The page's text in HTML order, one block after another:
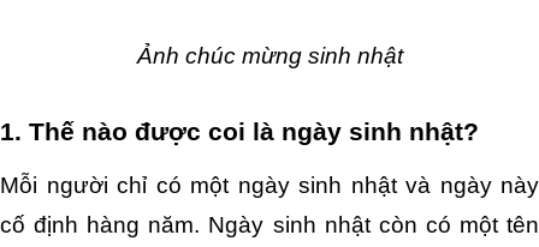
Ảnh chúc mừng sinh nhật
1. Thế nào được coi là ngày sinh nhật?
Mỗi người chỉ có một ngày sinh nhật và ngày này
cố định hàng năm. Ngày sinh nhật còn có một tên